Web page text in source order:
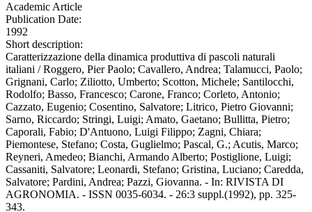
Academic Article
Publication Date:
1992
Short description:
Caratterizzazione della dinamica produttiva di pascoli naturali
italiani / Roggero, Pier Paolo; Cavallero, Andrea; Talamucci, Paolo;
Grignani, Carlo; Ziliotto, Umberto; Scotton, Michele; Santilocchi,
Rodolfo; Basso, Francesco; Carone, Franco; Corleto, Antonio;
Cazzato, Eugenio; Cosentino, Salvatore; Litrico, Pietro Giovanni;
Sarno, Riccardo; Stringi, Luigi; Amato, Gaetano; Bullitta, Pietro;
Caporali, Fabio; D'Antuono, Luigi Filippo; Zagni, Chiara;
Piemontese, Stefano; Costa, Guglielmo; Pascal, G.; Acutis, Marco;
Reyneri, Amedeo; Bianchi, Armando Alberto; Postiglione, Luigi;
Cassaniti, Salvatore; Leonardi, Stefano; Gristina, Luciano; Caredda,
Salvatore; Pardini, Andrea; Pazzi, Giovanna. - In: RIVISTA DI
AGRONOMIA. - ISSN 0035-6034. - 26:3 suppl.(1992), pp. 325-
343.